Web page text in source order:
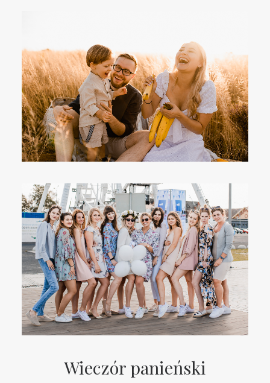
Wieczór panieński